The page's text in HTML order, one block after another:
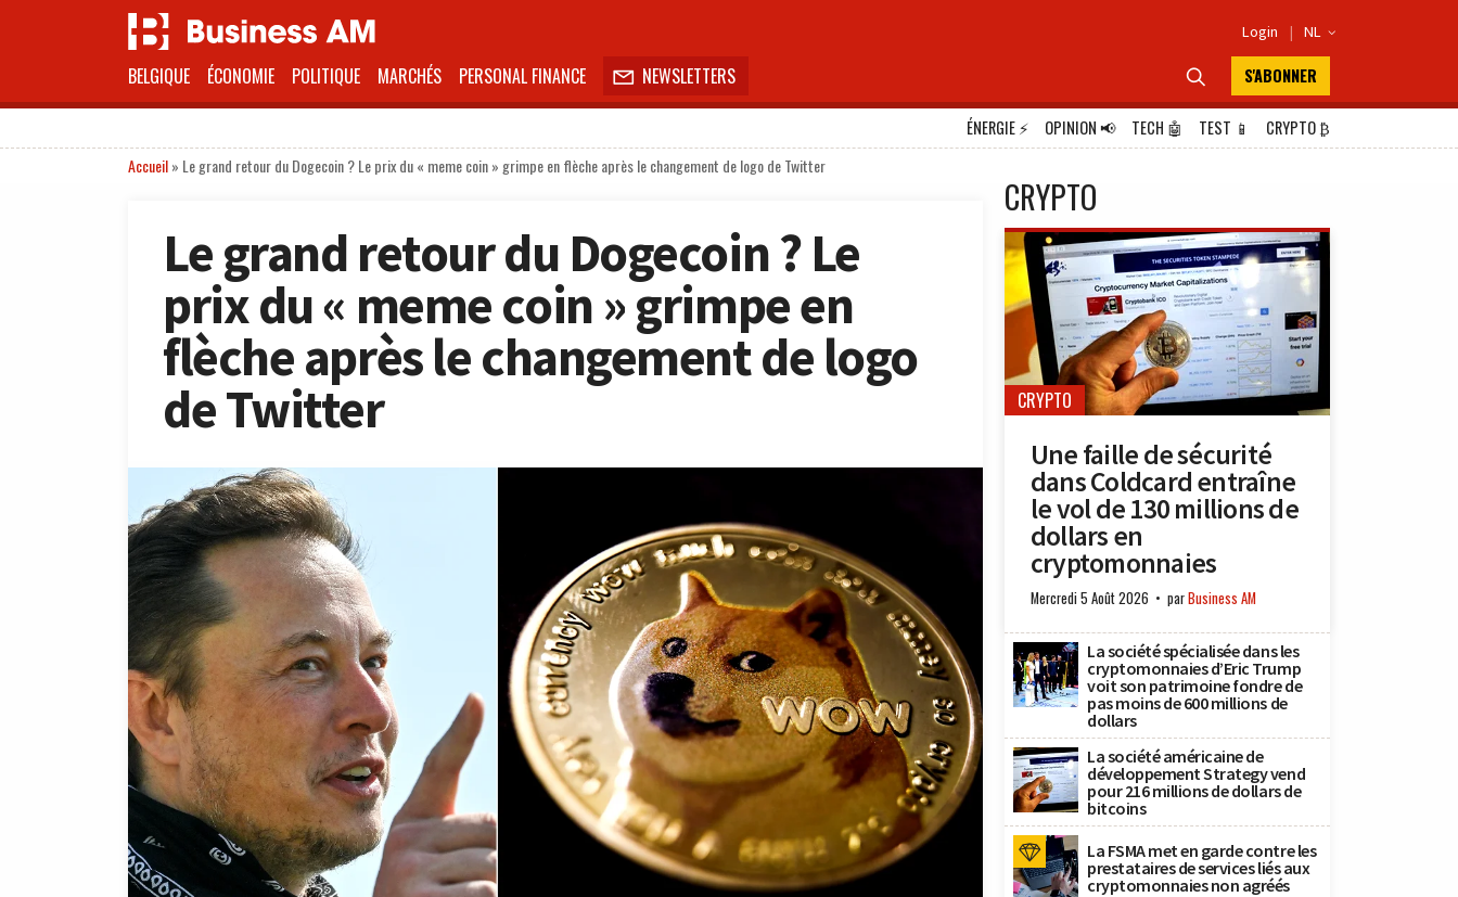
Login | NL 
BELGIQUE ÉCONOMIE POLITIQUE MARCHÉS PERSONAL FINANCE  NEWSLETTERS  S'ABONNER
ÉNERGIE⚡ OPINION📢 TECH 🤖 TEST 📱 CRYPTO₿
Accueil» Le grand retour du Dogecoin ? Le prix du « meme coin » grimpe en flèche après le changement de logo de Twitter
Le grand retour du Dogecoin ? Le
prix du « meme coin » grimpe en
flèche après le changement de logo
de Twitter
CRYPTO
CRYPTO
Une faille de sécurité
dans Coldcard entraîne
le vol de 130 millions de
dollars en
cryptomonnaies
Mercredi 5 Août 2026 parBusiness AM
La société spécialisée dans les
cryptomonnaies d’Eric Trump
voit son patrimoine fondre de
pas moins de 600 millions de
dollars
La société américaine de
développement Strategy vend
pour 216 millions de dollars de
bitcoins
La FSMA met en garde contre les
prestataires de services liés aux
cryptomonnaies non agréés